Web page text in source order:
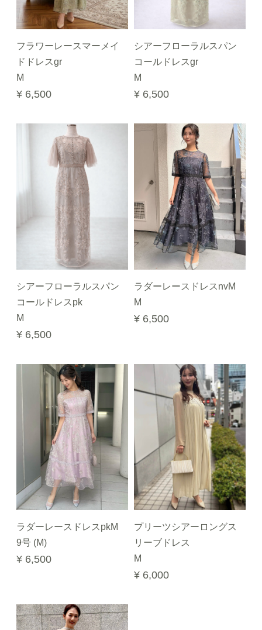
フラワーレースマーメイ
ドドレスgr
M
¥ 6,500
シアーフローラルスパン
コールドレスgr
M
¥ 6,500
シアーフローラルスパン
コールドレスpk
M
¥ 6,500
ラダーレースドレスnvM
M
¥ 6,500
ラダーレースドレスpkM
9号 (M)
¥ 6,500
プリーツシアーロングス
リーブドレス
M
¥ 6,000